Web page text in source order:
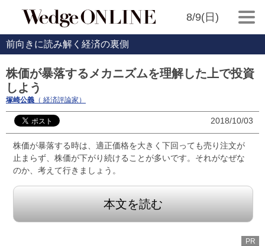
8/9(日)
前向きに読み解く経済の裏側
株価が暴落するメカニズムを理解した上で投資
しよう
塚崎公義 （ 経済評論家）
2018/10/03
株価が暴落する時は、適正価格を大きく下回っても売り注文が
止まらず、株価が下がり続けることが多いです。それがなぜな
のか、考えて行きましょう。
本文を読む
PR